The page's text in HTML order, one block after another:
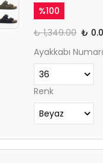
%100
₺ 1,349.00 ₺
Ayakkabı
Renk